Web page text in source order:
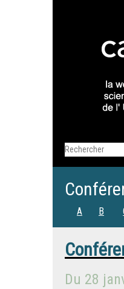
A B
Du 28